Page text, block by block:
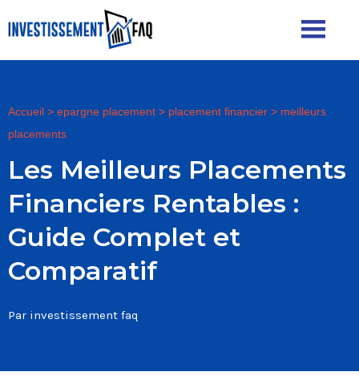
Accueil > epargne placement > placement financier > meilleurs
placements
Les Meilleurs Placements
Financiers Rentables :
Guide Complet et
Comparatif
Par investissement faq